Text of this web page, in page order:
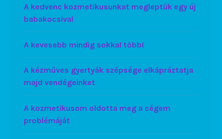
A kedvenc kozmetikusunkat megleptük egy új
babakocsival
A kevesebb mindig sokkal több!
A kézműves gyertyák szépsége elkápráztatja
majd vendégeinket
A kozmetikusom oldotta meg a cégem
problémáját